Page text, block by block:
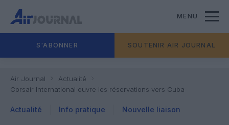
MENU
S'ABONNER SOUTENIR AIR JOURNAL
Air Journal
Actualité
Corsair International ouvre les réservations vers Cuba
Actualité Info pratique Nouvelle liaison